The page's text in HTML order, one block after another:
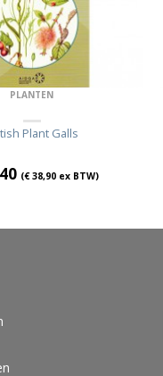
PLANTEN
Plant Galls
(€38,90 ex BTW)